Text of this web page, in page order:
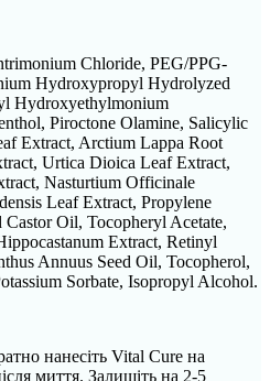
Chloride, PEG/PPG-
Hydroxypropyl Hydrolyzed
Hydroxyethylmonium
Piroctone Olamine, Salicylic
Extract, Arctium Lappa Root
Urtica Dioica Leaf Extract,
Nasturtium Officinale
Leaf Extract, Propylene
Oil, Tocopheryl Acetate,
Extract, Retinyl
Annuus Seed Oil, Tocopherol,
Sorbate, Isopropyl Alcohol.
нанесіть Vital Cure на
миття. Залишіть на 2-5